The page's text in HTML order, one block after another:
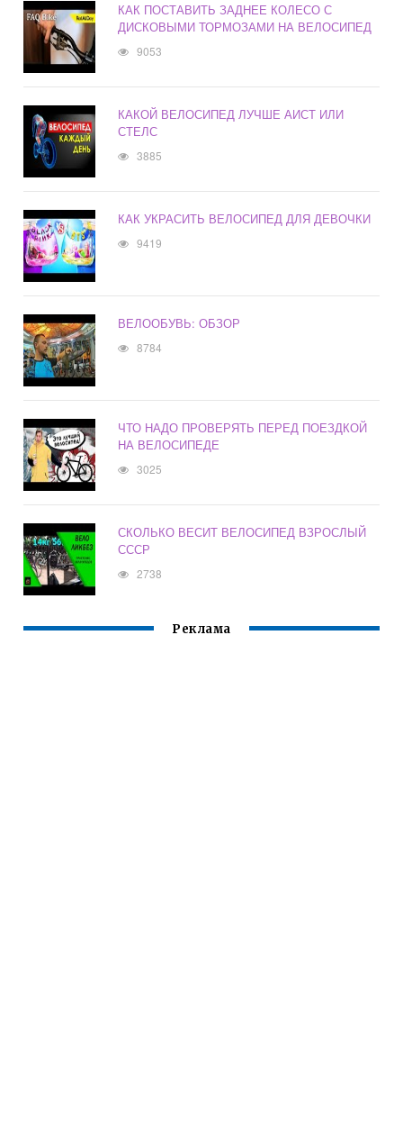
КАК ПОСТАВИТЬ ЗАДНЕЕ КОЛЕСО С
ДИСКОВЫМИ ТОРМОЗАМИ НА ВЕЛОСИПЕД
9053
КАКОЙ ВЕЛОСИПЕД ЛУЧШЕ АИСТ ИЛИ
СТЕЛС
3885
КАК УКРАСИТЬ ВЕЛОСИПЕД ДЛЯ ДЕВОЧКИ
9419
ВЕЛООБУВЬ: ОБЗОР
8784
ЧТО НАДО ПРОВЕРЯТЬ ПЕРЕД ПОЕЗДКОЙ
НА ВЕЛОСИПЕДЕ
3025
СКОЛЬКО ВЕСИТ ВЕЛОСИПЕД ВЗРОСЛЫЙ
СССР
2738
Реклама